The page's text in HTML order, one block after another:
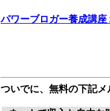
パワーブロガー養成講座
ついでに、無料の下記メ